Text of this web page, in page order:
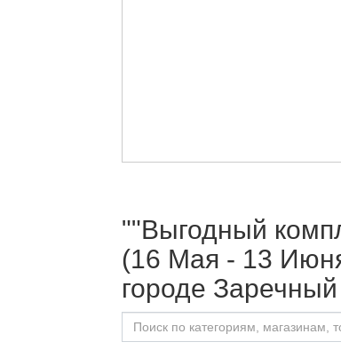
""Выгодный
(16 Мая - 13
городе Заречный